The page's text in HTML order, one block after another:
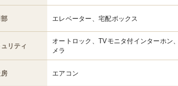
エレベーター、宅配ボックス
リティ
オートロック、TVモニタ付インターホン
メラ
エアコン